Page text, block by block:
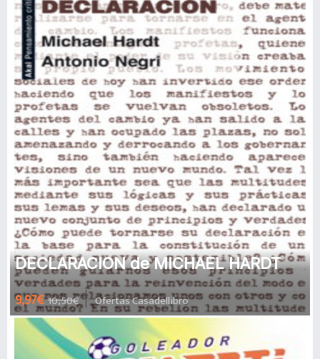
DECLARACION de MICHAEL HARDT
9,97€ 10,50€ Ofertas Casadellibro